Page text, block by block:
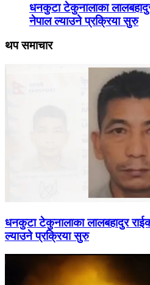
धनकुटा टेकुनालाका
नेपाल ल्याउने प्रक्रिया सुरु
थप समाचार
धनकुटा टेकुनालाका लालबहादुर
ल्याउने प्रक्रिया सुरु